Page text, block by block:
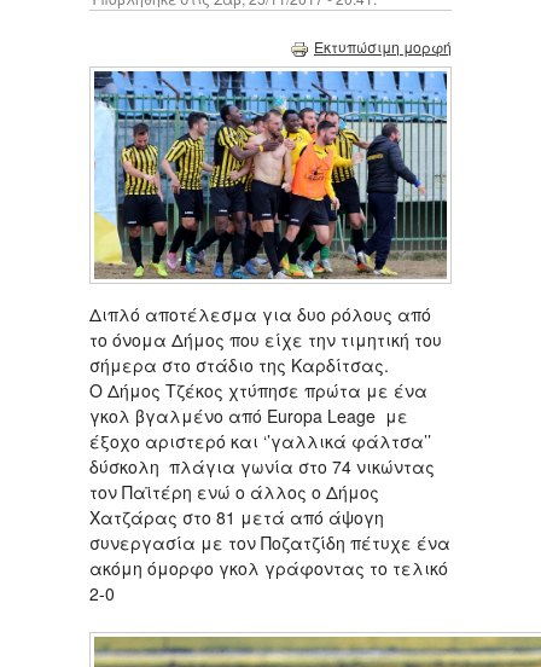
Εκτυπώσιμη μορφή
Διπλό αποτέλεσμα για δυο ρόλους από
το όνομα Δήμος που είχε την τιμητική του
σήμερα στο στάδιο της Καρδίτσας.
Ο Δήμος Τζέκος χτύπησε πρώτα με ένα
γκολ βγαλμένο από Europa Leage με
έξοχο αριστερό και ‘’γαλλικά φάλτσα’’
δύσκολη πλάγια γωνία στο 74 νικώντας
τον Παϊτέρη ενώ ο άλλος ο Δήμος
Χατζάρας στο 81 μετά από άψογη
συνεργασία με τον Ποζατζίδη πέτυχε ένα
ακόμη όμορφο γκολ γράφοντας το τελικό
2-0